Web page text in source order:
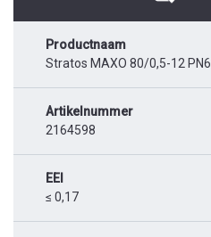
Productnaam
Stratos MAXO 80/0,5-12 PN6
Artikelnummer
2164598
EEI
≤ 0,17